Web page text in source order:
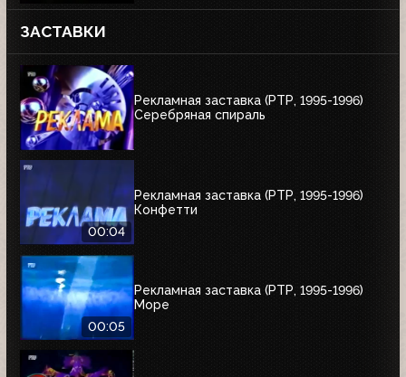
ЗАСТАВКИ
Рекламная заставка (РТР, 1995-1996)
Серебряная спираль
00:04
Рекламная заставка (РТР, 1995-1996)
Конфетти
00:05
Рекламная заставка (РТР, 1995-1996)
Море